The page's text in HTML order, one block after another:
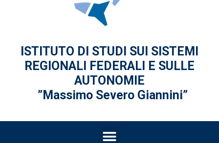
ISTITUTO DI STUDI SUI SISTEMI
REGIONALI FEDERALI
E SULLE
AUTONOMIE
”Massimo Severo Giannini”